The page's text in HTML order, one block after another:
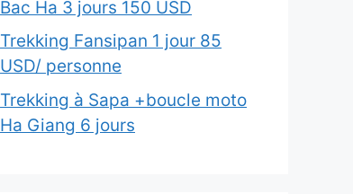
Bac Ha 3 jours 150 USD
Trekking Fansipan 1 jour 85
USD/ personne
Trekking à Sapa +boucle moto
Ha Giang 6 jours